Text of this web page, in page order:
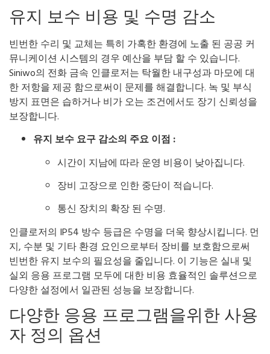
유지 보수 비용 및 수명 감소
빈번한 수리 및 교체는 특히 가혹한 환경에 노출 된 공공 커
뮤니케이션 시스템의 경우 예산을 부담 할 수 있습니다.
Siniwo의 전화 금속 인클로저는 탁월한 내구성과 마모에 대
한 저항을 제공 함으로써이 문제를 해결합니다. 녹 및 부식
방지 표면은 습하거나 비가 오는 조건에서도 장기 신뢰성을
보장합니다.
유지 보수 요구 감소의 주요 이점 :
시간이 지남에 따라 운영 비용이 낮아집니다.
장비 고장으로 인한 중단이 적습니다.
통신 장치의 확장 된 수명.
인클로저의 IP54 방수 등급은 수명을 더욱 향상시킵니다. 먼
지, 수분 및 기타 환경 요인으로부터 장비를 보호함으로써
빈번한 유지 보수의 필요성을 줄입니다. 이 기능은 실내 및
실외 응용 프로그램 모두에 대한 비용 효율적인 솔루션으로
다양한 설정에서 일관된 성능을 보장합니다.
다양한 응용 프로그램을위한 사용
자 정의 옵션